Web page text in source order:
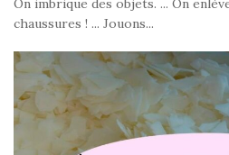
On imbrique des objets. ... On
chaussures ! ... Jouons...